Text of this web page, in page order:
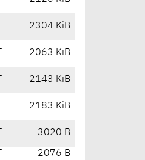
2304 KiB
2063 KiB
2143 KiB
2183 KiB
3020 B
2076 B